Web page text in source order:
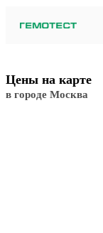
Цены на карте
в городе Москва